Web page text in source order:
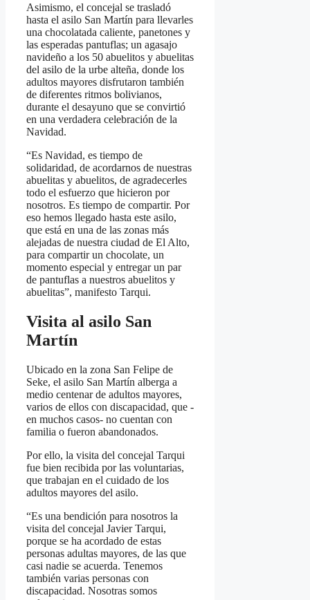
Asimismo, el concejal se trasladó
hasta el asilo San Martín para llevarles
una chocolatada caliente, panetones y
las esperadas pantuflas; un agasajo
navideño a los 50 abuelitos y abuelitas
del asilo de la urbe alteña, donde los
adultos mayores disfrutaron también
de diferentes ritmos bolivianos,
durante el desayuno que se convirtió
en una verdadera celebración de la
Navidad.
“Es Navidad, es tiempo de
solidaridad, de acordarnos de nuestras
abuelitas y abuelitos, de agradecerles
todo el esfuerzo que hicieron por
nosotros. Es tiempo de compartir. Por
eso hemos llegado hasta este asilo,
que está en una de las zonas más
alejadas de nuestra ciudad de El Alto,
para compartir un chocolate, un
momento especial y entregar un par
de pantuflas a nuestros abuelitos y
abuelitas”, manifesto Tarqui.
Visita al asilo San
Martín
Ubicado en la zona San Felipe de
Seke, el asilo San Martín alberga a
medio centenar de adultos mayores,
varios de ellos con discapacidad, que -
en muchos casos- no cuentan con
familia o fueron abandonados.
Por ello, la visita del concejal Tarqui
fue bien recibida por las voluntarias,
que trabajan en el cuidado de los
adultos mayores del asilo.
“Es una bendición para nosotros la
visita del concejal Javier Tarqui,
porque se ha acordado de estas
personas adultas mayores, de las que
casi nadie se acuerda. Tenemos
también varias personas con
discapacidad. Nosotras somos